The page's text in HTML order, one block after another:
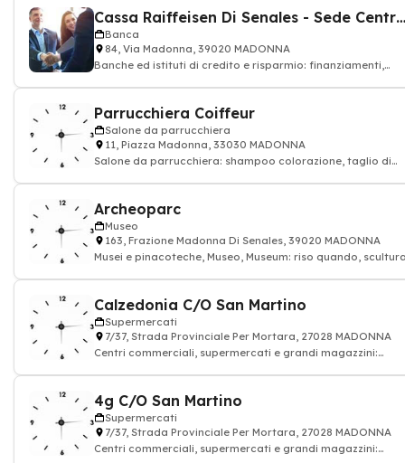
Cassa Raiffeisen Di Senales - Sede Centrale
Banca
84, Via Madonna, 39020 MADONNA
Banche ed istituti di credito e risparmio: finanziamenti,
Parrucchiera Coiffeur
Salone da parrucchiera
11, Piazza Madonna, 33030 MADONNA
Salone da parrucchiera: shampoo colorazione, taglio di
Archeoparc
Museo
163, Frazione Madonna Di Senales, 39020 MADONNA
Musei e pinacoteche, Museo, Museum: riso quando,
Calzedonia C/O San Martino
Supermercati
7/37, Strada Provinciale Per Mortara, 27028 MADONNA
Centri commerciali, supermercati e grandi magazzini:
4g C/O San Martino
Supermercati
7/37, Strada Provinciale Per Mortara, 27028 MADONNA
Centri commerciali, supermercati e grandi magazzini: